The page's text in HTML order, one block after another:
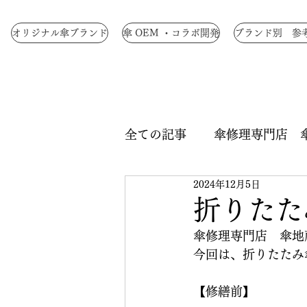
オリジナル傘ブランド 傘 OEM ・コラボ開発 ブランド別 参
全ての記事 傘修理専門店
生地染色 ロクロ修理
中骨交換 手元交換
つゆ先 修理
折りた
2024年12月5日
傘修理専門店　傘地
今回は、折りたたみ
【修繕前】